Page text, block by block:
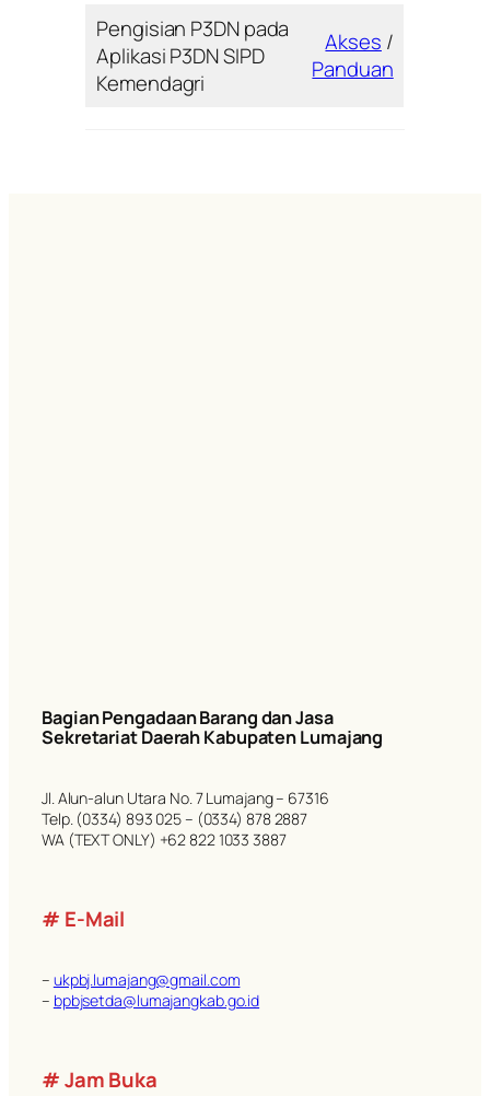
Pengisian P3DN pada
Aplikasi P3DN SIPD
Kemendagri
Akses /
Panduan
Bagian Pengadaan Barang dan Jasa
Sekretariat Daerah Kabupaten Lumajang
Jl. Alun-alun Utara No. 7 Lumajang – 67316
Telp. (0334) 893 025 – (0334) 878 2887
WA (TEXT ONLY) +62 822 1033 3887
# E-Mail
– ukpbj.lumajang@gmail.com
– bpbjsetda@lumajangkab.go.id
# Jam Buka